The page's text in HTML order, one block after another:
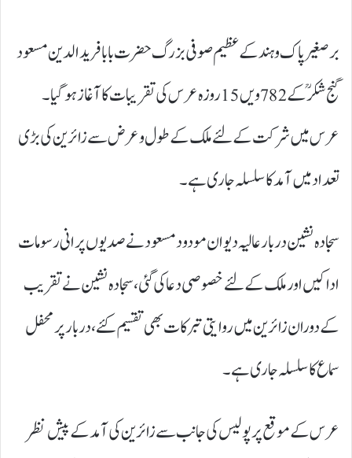
برصغیر پاک وہند کے عظیم صوفی بزرگ حضرت بابا فرید الدین مسعود
گنج شکرؒ کے 782 ویں 15 روزہ عرس کی تقریبات کا آغاز ہوگیا۔
عرس میں شرکت کے لئے ملک کے طول وعرض سے زائرین کی بڑی
تعداد میں آمد کا سلسلہ جاری ہے۔
سجادہ نشین دربار عالیہ دیوان مودود مسعود نے صدیوں پرانی رسومات
ادا کیں اور ملک کے لئے خصوصی دعا کی گئی، سجادہ نشین نے تقریب
کے دوران زائرین میں روایتی تبرکات بھی تقسیم کئے، دربار پر محفل
سماع کا سلسلہ جاری ہے۔
عرس کے موقع پر پولیس کی جانب سے زائرین کی آمد کے پیش نظر